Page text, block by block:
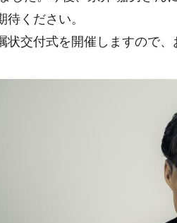
ください。
交付式を開催しますので、